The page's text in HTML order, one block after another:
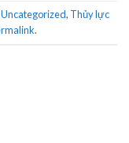
Uncategorized, Thủy lực
.